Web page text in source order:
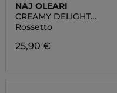
NAJ OLEARI
CREAMY DELIGHT
LIPSTICK
Rossetto
25,90 €